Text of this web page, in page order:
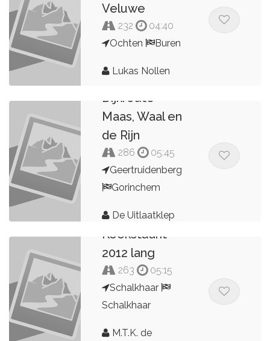
Veluwe
232
04:40
Ochten
Buren
Lukas Nollen
Dijkroute
Maas, Waal en
de Rijn
286
05:45
Geertruidenberg
Gorinchem
De Uitlaatklep
Koekstadrit
2012 lang
263
05:15
Schalkhaar
Schalkhaar
M.T.K. de